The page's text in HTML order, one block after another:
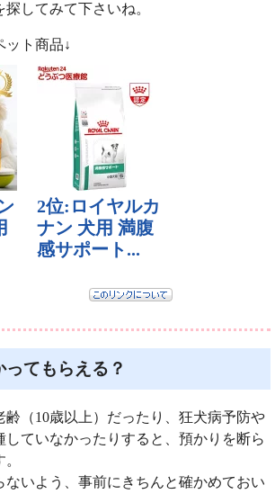
してみて下さいね。
ット商品↓
ってもらえる？
齢（10歳以上）だったり、狂犬病予防や
していなかったりすると、預かりを断ら
ないよう、事前にきちんと確かめておい